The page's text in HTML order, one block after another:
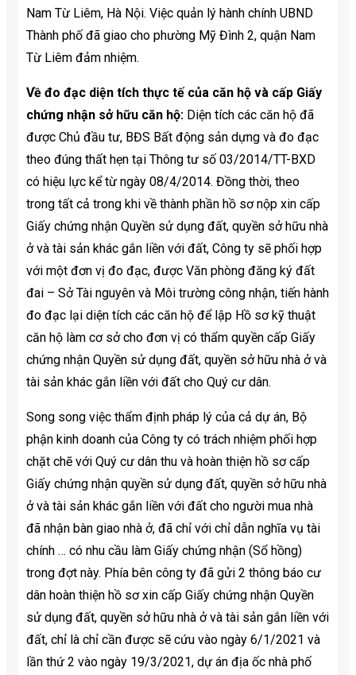
Nam Từ Liêm, Hà Nội. Việc quản lý hành chính UBND
Thành phố đã giao cho phường Mỹ Đình 2, quận Nam
Từ Liêm đảm nhiệm.
Về đo đạc diện tích thực tế của căn hộ và cấp Giấy
chứng nhận sở hữu căn hộ: Diện tích các căn hộ đã
được Chủ đầu tư, BĐS Bất động sản dựng và đo đạc
theo đúng thất hẹn tại Thông tư số 03/2014/TT-BXD
có hiệu lực kể từ ngày 08/4/2014. Đồng thời, theo
trong tất cả trong khi về thành phần hồ sơ nộp xin cấp
Giấy chứng nhận Quyền sử dụng đất, quyền sở hữu nhà
ở và tài sản khác gắn liền với đất, Công ty sẽ phối hợp
với một đơn vị đo đạc, được Văn phòng đăng ký đất
đai – Sở Tài nguyên và Môi trường công nhận, tiến hành
đo đạc lại diện tích các căn hộ để lập Hồ sơ kỹ thuật
căn hộ làm cơ sở cho đơn vị có thẩm quyền cấp Giấy
chứng nhận Quyền sử dụng đất, quyền sở hữu nhà ở và
tài sản khác gắn liền với đất cho Quý cư dân.
Song song việc thẩm định pháp lý của cả dự án, Bộ
phận kinh doanh của Công ty có trách nhiệm phối hợp
chặt chẽ với Quý cư dân thu và hoàn thiện hồ sơ cấp
Giấy chứng nhận quyền sử dụng đất, quyền sở hữu nhà
ở và tài sản khác gắn liền với đất cho người mua nhà
đã nhận bàn giao nhà ở, đã chỉ với chỉ dẫn nghĩa vụ tài
chính … có nhu cầu làm Giấy chứng nhận (Sổ hồng)
trong đợt này. Phía bên công ty đã gửi 2 thông báo cư
dân hoàn thiện hồ sơ xin cấp Giấy chứng nhận Quyền
sử dụng đất, quyền sở hữu nhà ở và tài sản gắn liền với
đất, chỉ là chỉ cần được sẽ cứu vào ngày 6/1/2021 và
lần thứ 2 vào ngày 19/3/2021, dự án địa ốc nhà phố